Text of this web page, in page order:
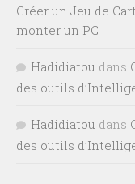
Créer un Jeu de
monter un PC
Hadidiatou dans
des outils
Hadidiatou dans
des outils